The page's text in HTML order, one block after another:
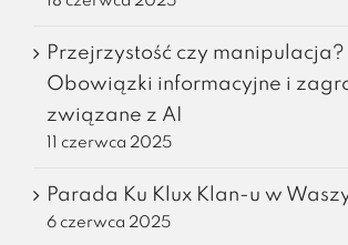
Przejrzystość czy manipulacja?
Obowiązki informacyjne i
związane z AI
11 czerwca 2025
Parada Ku Klux Klan-u w
6 czerwca 2025